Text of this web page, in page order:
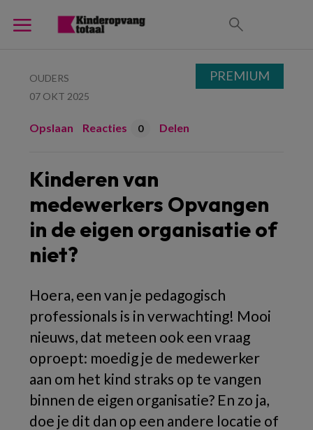
OUDERS
07 OKT 2025
Opslaan Reacties 0 Delen
Kinderen van
medewerkers Opvangen
in de eigen organisatie of
niet?
Hoera, een van je pedagogisch
professionals is in verwachting! Mooi
nieuws, dat meteen ook een vraag
oproept: moedig je de medewerker
aan om het kind straks op te vangen
binnen de eigen organisatie? En zo ja,
doe je dit dan op een andere locatie of
PREMIUM